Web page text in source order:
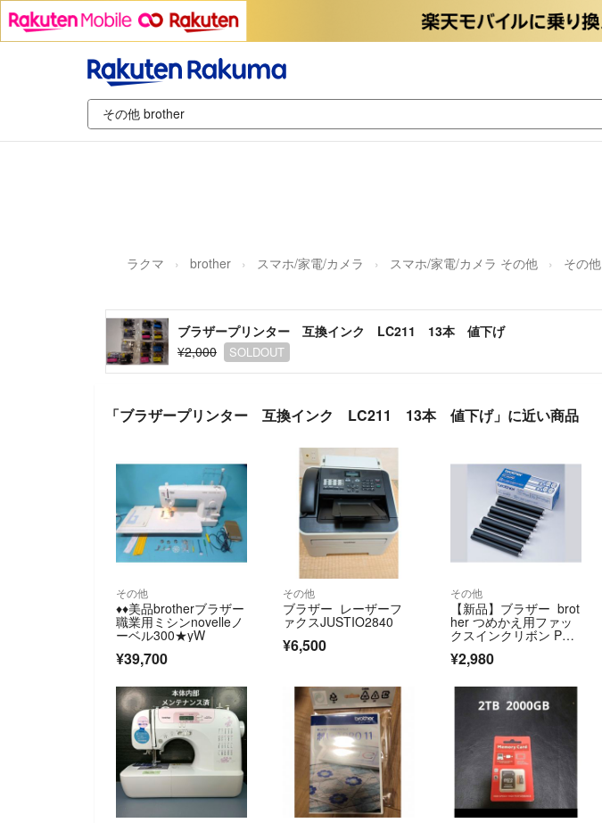
ラクマ brother スマホ/家電/カメラ スマホ/家電/カメラ その他 その他
ブラザープリンター 互換インク LC211 13本 値下げ
¥2,000
SOLDOUT
「ブラザープリンター 互換インク LC211 13本 値下げ」に近い商品
その他
♦️♦️美品brotherブラザー
職業用ミシンnovelleノ
ーベル300★yW
¥39,700
その他
ブラザー レーザーフ
ァクスJUSTIO2840
¥6,500
その他
【新品】ブラザー brot
her つめかえ用ファッ
クスインクリボン PC-
404RF 普通紙FAX詰め
替えリボン4個入り
¥2,980